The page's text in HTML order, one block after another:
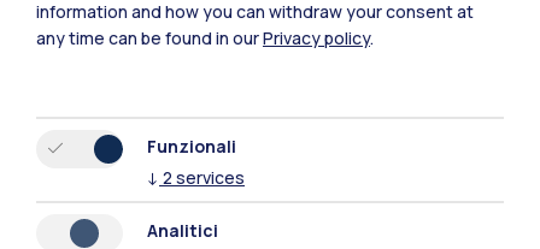
Polimi Community
Tutti i siti dell’ecosistema
Residenze
information and how you can withdraw your consent at
any time can be found in ourPrivacy policy.
Funzionali
↓ 2 services
Analitici